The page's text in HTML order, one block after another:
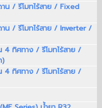
น / รีโมทไร้สาย / Fixed
น / รีโมทไร้สาย / Inverter /
4 ทิศทาง / รีโมทไร้สาย /
)
4 ทิศทาง / รีโมทไร้สาย /